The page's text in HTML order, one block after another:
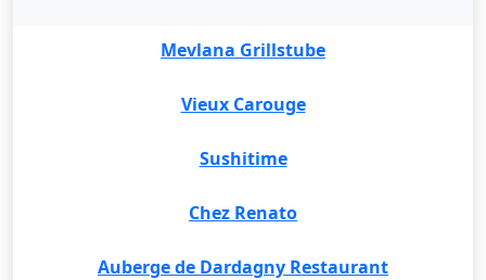
Mevlana Grillstube
Vieux Carouge
Sushitime
Chez Renato
Auberge de Dardagny Restaurant